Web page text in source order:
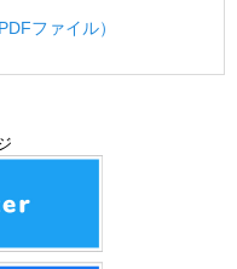
ファイル）